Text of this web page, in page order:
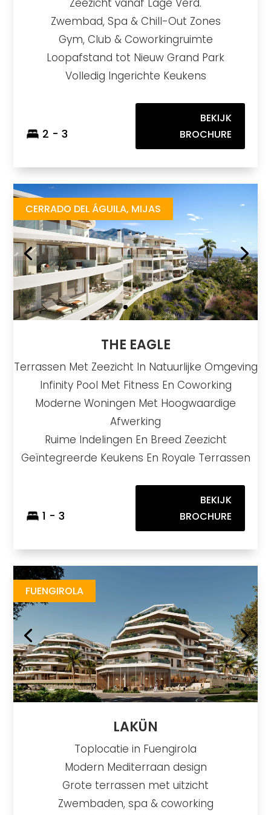
Zeezicht vanaf Lage Verd.
Zwembad, Spa & Chill-Out Zones
Gym, Club & Coworkingruimte
Loopafstand tot Nieuw Grand Park
Volledig Ingerichte Keukens
2 - 3
BEKIJK
BROCHURE
CERRADO DEL ÁGUILA, MIJAS
THE EAGLE
Terrassen Met Zeezicht In Natuurlijke Omgeving
Infinity Pool Met Fitness En Coworking
Moderne Woningen Met Hoogwaardige
Afwerking
Ruime Indelingen En Breed Zeezicht
Geïntegreerde Keukens En Royale Terrassen
1 - 3
BEKIJK
BROCHURE
FUENGIROLA
LAKÜN
Toplocatie in Fuengirola
Modern Mediterraan design
Grote terrassen met uitzicht
Zwembaden, spa & coworking